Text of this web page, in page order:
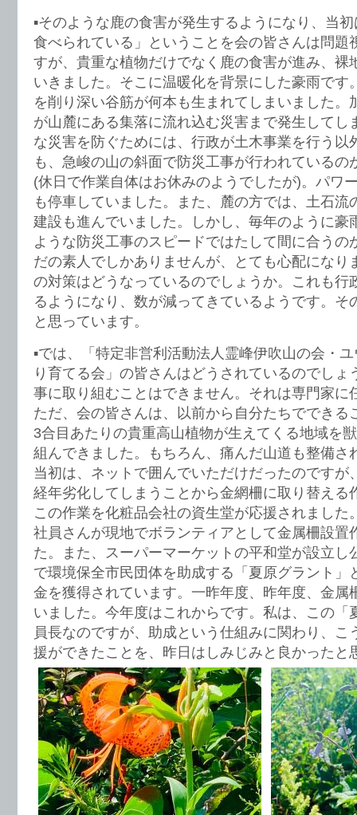
▪️そのような鹿の食害が発生するようになり、当
食べられている」ということを会の皆さんは問題
すが、貴重な植物だけでなく鹿の食害が進み、裸
いきました。そこに温暖化を背景にした豪雨です
を削り深い谷筋が何本も生まれてしまいました。
が山麓にある集落に流れ込む災害まで発生してし
な災害を防ぐためには、行政が土木事業を行う以
も、急峻の山の斜面で防災工事が行われているの
(休日で作業自体はお休みのようでしたが)。パワ
も停車していました。また、麓の方では、土石流
建設も進んでいました。しかし、毎年のように豪
ような防災工事のスピードではたして間に合う
だの素人でしかありませんが、とても心配になり
の対策はどうなっているのでしょうか。これも行
るようになり、数が減ってきているようです。そ
と思っています。
▪️では、「特定非営利活動法人霊峰伊吹山の会・
り育てる会」の皆さんはどうされているのでしょ
事に取り組むことはできません。それは専門家に
ただ、会の皆さんは、以前から自分たちでできる
3合目あたりの貴重高山植物が生えてくる地域を
組んできました。もちろん、痛んだ山道も整備さ
当初は、ネットで囲んでいただけだったのですが
経年劣化してしまうことから金網柵に取り替える
この作業を化粧品会社の資生堂が応援されました
社員さんが現地でボランティアとして金属柵設置
た。また、スーパーマーケットの平和堂が設立し
で環境保全市民団体を助成する「夏原グラント」
金を獲得されています。一昨年度、昨年度、金属
いました。今年度はこれからです。私は、この「
員長なのですが、助成という仕組みに関わり、こ
援ができたことを、昨日はしみじみと良かったと